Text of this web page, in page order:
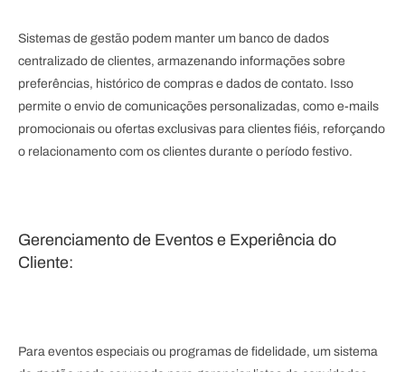
Sistemas de gestão podem manter um banco de dados
centralizado de clientes, armazenando informações sobre
preferências, histórico de compras e dados de contato. Isso
permite o envio de comunicações personalizadas, como e-mails
promocionais ou ofertas exclusivas para clientes fiéis, reforçando
o relacionamento com os clientes durante o período festivo.
Gerenciamento de Eventos e Experiência do
Cliente:
Para eventos especiais ou programas de fidelidade, um sistema